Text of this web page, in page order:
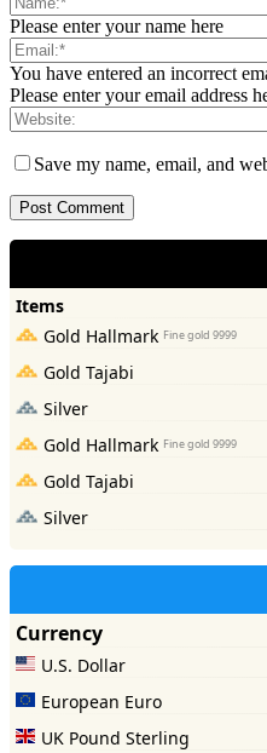
Please enter your name here
You have entered an incorrect
Please enter your email address
Save my name, email, and